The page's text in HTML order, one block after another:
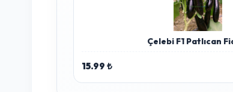
Zyrra AI
Analiz sonucuna göre
Hpa